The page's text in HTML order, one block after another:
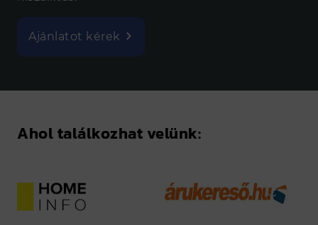
Ajánlatot kérek
Ahol találkozhat velünk: